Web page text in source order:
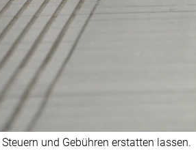
und Gebühren erstatten lassen.